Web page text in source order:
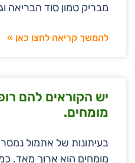
מבריק טמון סוד הבריאה
להמשך קריאה לחצו כאן »
יש הקוראים להם
מומחים.
בעיתונות של אתמול
מומחים הוא ארוך מאד.